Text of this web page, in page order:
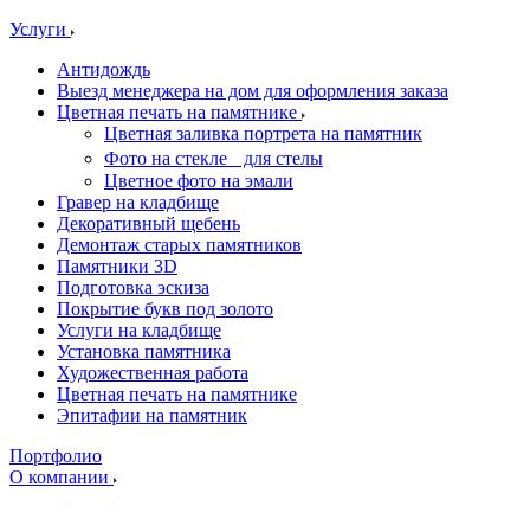
Услуги
Антидождь
Выезд менеджера на дом для оформления заказа
Цветная печать на памятнике
Цветная заливка портрета на памятник
Фото на стекле для стелы
Цветное фото на эмали
Гравер на кладбище
Декоративный щебень
Демонтаж старых памятников
Памятники 3D
Подготовка эскиза
Покрытие букв под золото
Услуги на кладбище
Установка памятника
Художественная работа
Цветная печать на памятнике
Эпитафии на памятник
Портфолио
О компании